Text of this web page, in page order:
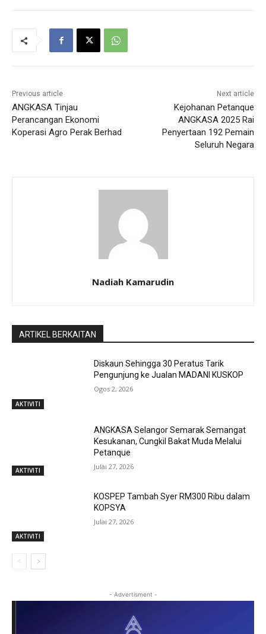
Previous article
ANGKASA Tinjau
Perancangan Ekonomi
Koperasi Agro Perak Berhad
Next article
Kejohanan Petanque
ANGKASA 2025 Rai
Penyertaan 192 Pemain
Seluruh Negara
Nadiah Kamarudin
ARTIKEL BERKAITAN
AKTIVITI
Diskaun Sehingga 30 Peratus Tarik
Pengunjung ke Jualan MADANI KUSKOP
Ogos 2, 2026
AKTIVITI
ANGKASA Selangor Semarak Semangat
Kesukanan, Cungkil Bakat Muda Melalui
Petanque
Julai 27, 2026
AKTIVITI
KOSPEP Tambah Syer RM300 Ribu dalam
KOPSYA
Julai 27, 2026
- Advertisment -